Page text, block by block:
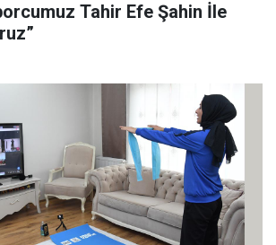
Tahir Efe Şahin İle